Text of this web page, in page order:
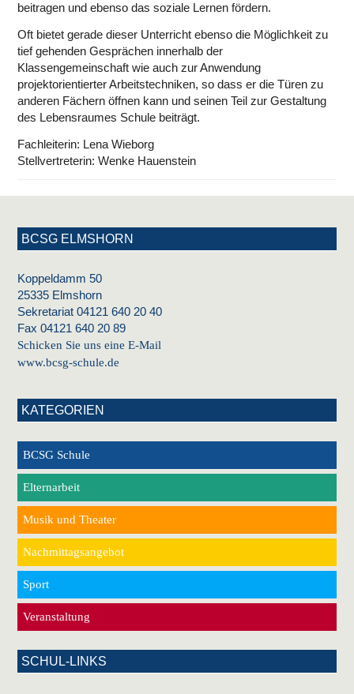
beitragen und ebenso das soziale Lernen fördern.
Oft bietet gerade dieser Unterricht ebenso die Möglichkeit zu
tief gehenden Gesprächen innerhalb der
Klassengemeinschaft wie auch zur Anwendung
projektorientierter Arbeitstechniken, so dass er die Türen zu
anderen Fächern öffnen kann und seinen Teil zur Gestaltung
des Lebensraumes Schule beiträgt.
Fachleiterin: Lena Wieborg
Stellvertreterin: Wenke Hauenstein
BCSG ELMSHORN
Koppeldamm 50
25335 Elmshorn
Sekretariat 04121 640 20 40
Fax 04121 640 20 89
Schicken Sie uns eine E-Mail
www.bcsg-schule.de
KATEGORIEN
BCSG Schule
Elternarbeit
Musik und Theater
Nachmittagsangebot
Sport
Veranstaltung
SCHUL-LINKS